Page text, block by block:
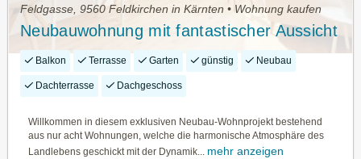
Feldgasse, 9560 Feldkirchen in Kärnten • Wohnung kaufen
Neubauwohnung mit fantastischer Aussicht
Balkon Terrasse Garten günstig Neubau
Dachterrasse Dachgeschoss
Willkommen in diesem exklusiven Neubau-Wohnprojekt bestehend
aus nur acht Wohnungen, welche die harmonische Atmosphäre des
Landlebens geschickt mit der Dynamik... mehr anzeigen